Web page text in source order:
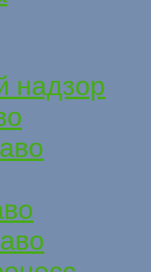
надзор